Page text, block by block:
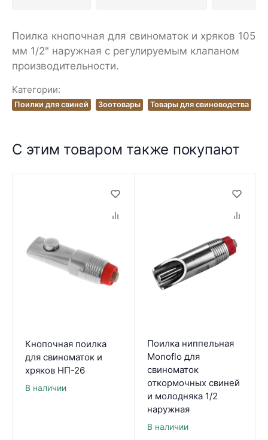
Поилка кнопочная для свиноматок и хряков 105
мм 1/2" наружная c регулируемым клапаном
производительности.
Категории:
Поилки для свиней Зоотовары Товары для свиноводства
С этим товаром также покупают
Кнопочная поилка
для свиноматок и
хряков НП-26
В наличии
Поилка ниппельная
Monoflo для
свиноматок
откормочных свиней
и молодняка 1/2
наружная
В наличии